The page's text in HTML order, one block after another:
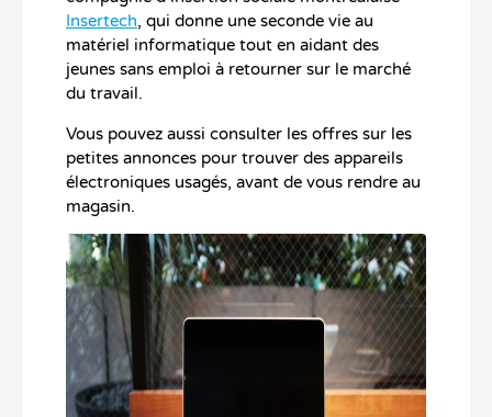
Insertech, qui donne une seconde vie au
matériel informatique tout en aidant des
jeunes sans emploi à retourner sur le marché
du travail.
Vous pouvez aussi consulter les offres sur les
petites annonces pour trouver des appareils
électroniques usagés, avant de vous rendre au
magasin.